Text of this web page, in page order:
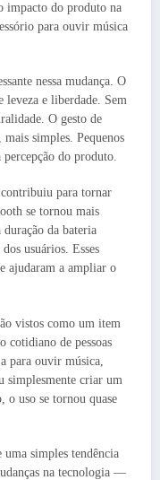
impacto do produto na
para ouvir música
nessa mudança. O
leveza e liberdade. Sem
O gesto de
simples. Pequenos
percepção do produto.
para tornar
se tornou mais
da bateria
usuários. Esses
ajudaram a ampliar o
vistos como um item
cotidiano de pessoas
para ouvir música,
simplesmente criar um
o uso se tornou quase
simples tendência
na tecnologia —